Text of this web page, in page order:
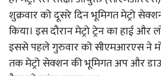
शुक्रवार को दूसरे दिन भूमिगत मेट्रो
किया। इस दौरान मेट्रो ट्रेन का हाई
इससे पहले गुरुवार को सीएमआरएस ने
तक मेट्रो सेक्शन की भूमिगत अप और